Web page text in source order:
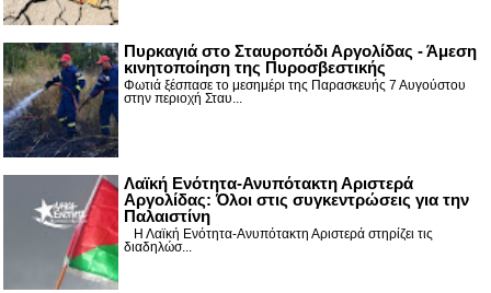
Πυρκαγιά στο Σταυροπόδι Αργολίδας - Άμεση
κινητοποίηση της Πυροσβεστικής
Φωτιά ξέσπασε το μεσημέρι της Παρασκευής 7 Αυγούστου
στην περιοχή Σταυ...
Λαϊκή Ενότητα-Ανυπότακτη Αριστερά
Αργολίδας: Όλοι στις συγκεντρώσεις για την
Παλαιστίνη
Η Λαϊκή Ενότητα-Ανυπότακτη Αριστερά στηρίζει τις
διαδηλώσ...